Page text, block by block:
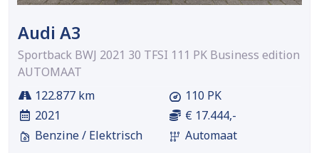
Audi A3
Sportback BWJ 2021 30 TFSI 111 PK Business edition
AUTOMAAT
122.877 km
2021
Benzine / Elektrisch
110 PK
€ 17.444,-
Automaat